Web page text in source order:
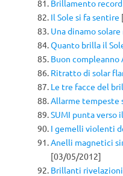
Brillamento
Il Sole si fa sentire
Una dinamo solare
Quanto brilla il
Buon compleanno
Ritratto di solar
Le tre facce del
Allarme tempeste
SUMI punta verso
I gemelli violenti
Anelli magnetici
[03/05/2012]
Brillanti rivelazioni